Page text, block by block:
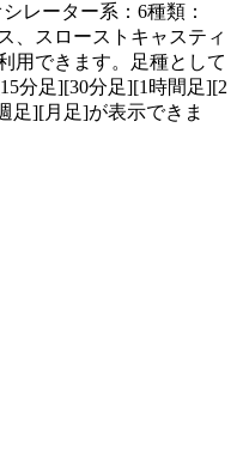
レーター系：6種類：
、スローストキャスティ
用できます。足種として
分足][30分足][1時間足][2
足][月足]が表示できま